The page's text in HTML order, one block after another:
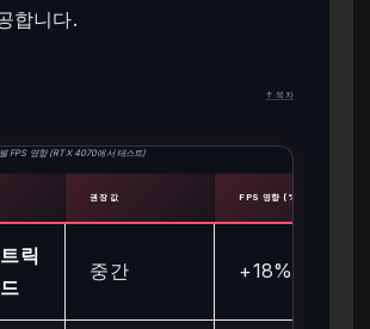
합니다.
↑ 목차
FPS 영향 (RTX 4070에서 테스트)
권장 값 FPS 영향 (%)
릭
중간 +18%